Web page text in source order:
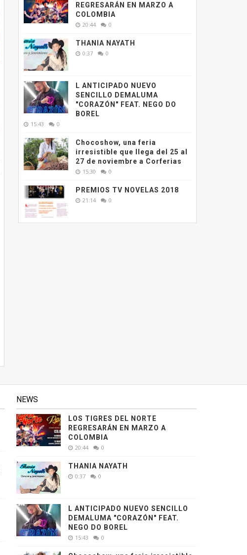
REGRESARÁN EN MARZO A
COLOMBIA
20:44 0
THANIA NAYATH
0:37 0
L ANTICIPADO NUEVO
SENCILLO DEMALUMA
"CORAZÓN" FEAT. NEGO DO
BOREL
15:43 0
Chocoshow, una feria
irresistible que llega del 25 al
27 de noviembre a Corferias
15:30 0
PREMIOS TV NOVELAS 2018
21:14 0
NEWS
LOS TIGRES DEL NORTE
REGRESARÁN EN MARZO A
COLOMBIA
20:44 0
THANIA NAYATH
0:37 0
L ANTICIPADO NUEVO SENCILLO
DEMALUMA "CORAZÓN" FEAT.
NEGO DO BOREL
15:43 0